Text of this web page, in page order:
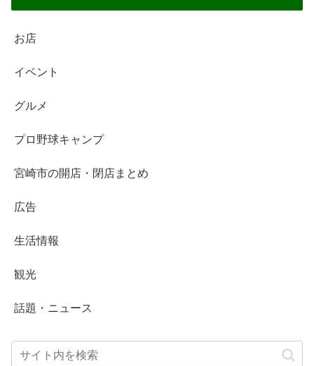
お店
イベント
グルメ
プロ野球キャンプ
宮崎市の開店・閉店まとめ
広告
生活情報
観光
話題・ニュース